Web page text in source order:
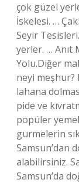
çok güzel
İskelesi. …
Seyir
yerler. … Anıt
Yolu.Diğer
neyi meşhur?
lahana
pide ve
popüler
gurmelerin
Samsun’dan
alabilirsiniz.
Samsun’da